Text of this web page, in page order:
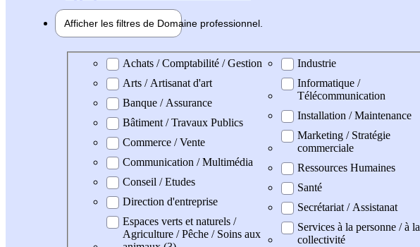
Afficher les filtres de Domaine professionnel
Domaine professionel
Achats / Comptabilité / Gestion
Arts / Artisanat d'art
Banque / Assurance
Bâtiment / Travaux Publics
Commerce / Vente
Communication / Multimédia
Conseil / Etudes
Direction d'entreprise
Espaces verts et naturels /
Agriculture / Pêche / Soins aux
Industrie
Informatique /
Télécommunication
Installation / Maintenance
Marketing / Stratégie
commerciale
Ressources Humaines
Santé
Secrétariat / Assistanat
Services à la personne / à la
collectivité